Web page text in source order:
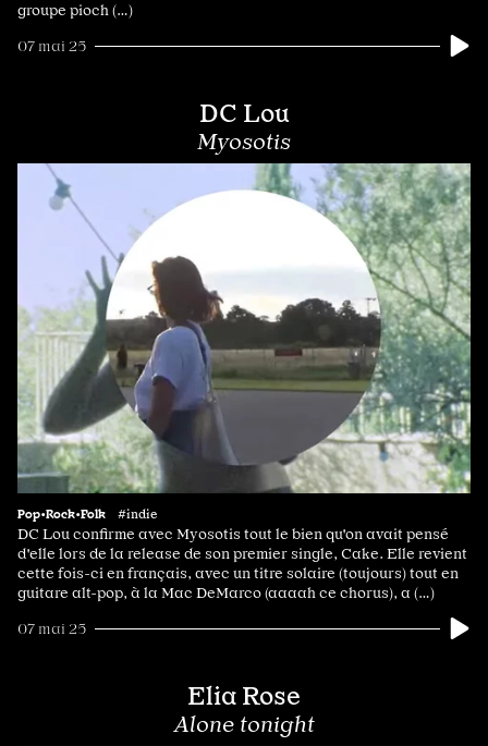
groupe pioch (…)
07 mai 25
DC Lou
Myosotis
Pop•Rock•Folk #indie
DC Lou confirme avec Myosotis tout le bien qu'on avait pensé
d'elle lors de la release de son premier single, Cake. Elle revient
cette fois-ci en français, avec un titre solaire (toujours) tout en
guitare alt-pop, à la Mac DeMarco (aaaah ce chorus), a (…)
07 mai 25
Elia Rose
Alone tonight